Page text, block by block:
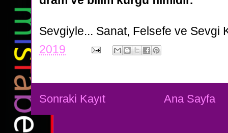
Sevgiyle... Sanat, Felsefe ve Sevgi
2019
Sonraki Kayıt Ana Sayfa